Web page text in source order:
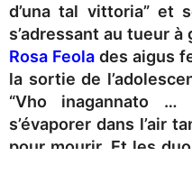
d’una tal vittoria” et
s’adressant au tueur
Rosa Feola des aigus
la sortie de
“Vho inagannato …
s’évaporer dans l’air
pour mourir. Et les